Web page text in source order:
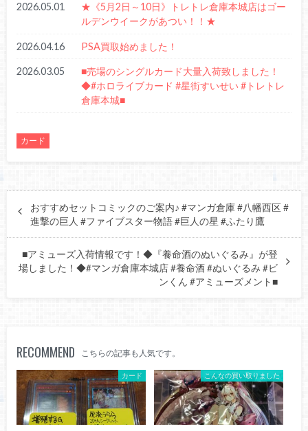
2026.05.01
★《5月2日～10日》トレトレ倉庫本城店はゴー
ルデンウイークがあつい！！★
2026.04.16 PSA買取始めました！
2026.03.05
■売場のシングルカード大量入荷致しました！
◆#ホロライブカード #星街すいせい #トレトレ
倉庫本城■
カード
おすすめセットコミックのご案内♪ #マンガ倉庫 #八幡西区 #
進撃の巨人 #ファイブスター物語 #巨人の星 #ふたり鷹
■アミューズ入荷情報です！◆『養命酒のぬいぐるみ』が登
場しました！◆#マンガ倉庫本城店 #養命酒 #ぬいぐるみ #ビ
ンくん #アミューズメント■
RECOMMEND こちらの記事も人気です。
カード こんなの買い取りました